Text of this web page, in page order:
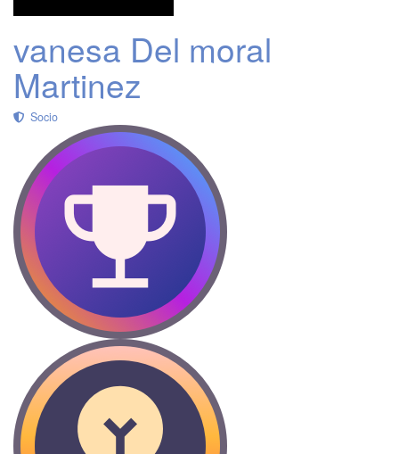
vanesa Del moral
Martinez
Socio